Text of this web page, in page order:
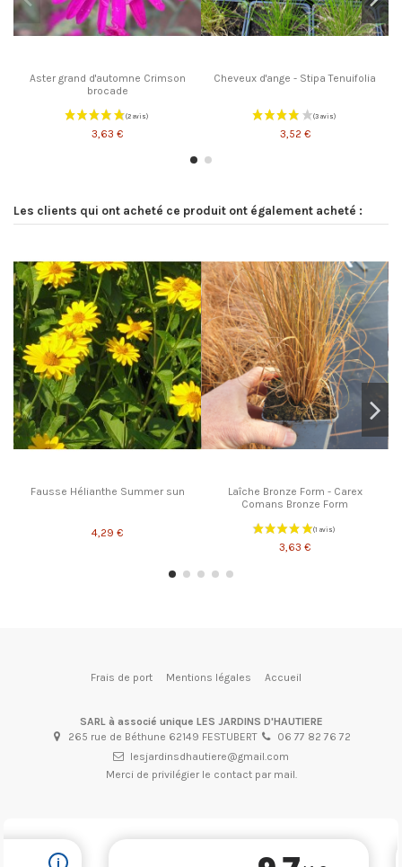
Aster grand d'automne Crimson
brocade
3,63 €
Cheveux d'ange - Stipa Tenuifolia
3,52 €
Les clients qui ont acheté ce produit ont également acheté :
Fausse Hélianthe Summer sun
4,29 €
Laîche Bronze Form - Carex
Comans Bronze Form
3,63 €
Frais de port Mentions légales Accueil
SARL à associé unique LES JARDINS D'HAUTIERE
265 rue de Béthune 62149 FESTUBERT
06 77 82 76 72
lesjardinsdhautiere@gmail.com
Merci de privilégier le contact par mail.